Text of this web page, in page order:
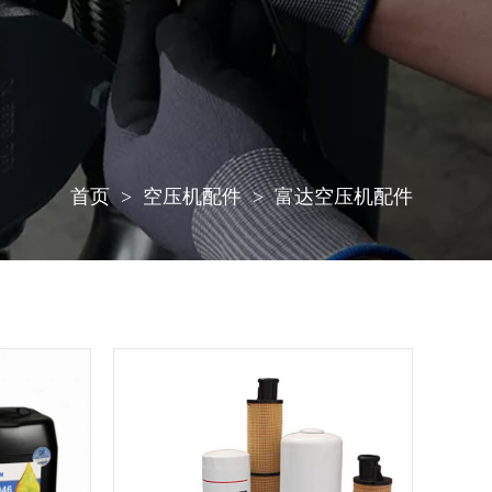
首页 空压机配件 富达空压机配件